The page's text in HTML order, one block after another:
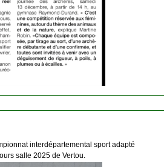
interdépartemental sport adapté
salle 2025 de Vertou.